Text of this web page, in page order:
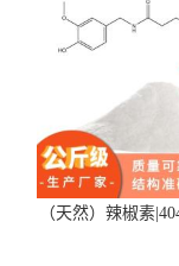
（天然）辣椒素